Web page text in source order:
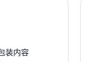
装内容